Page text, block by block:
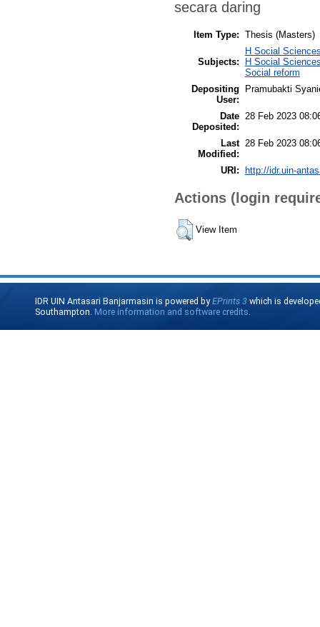
secara daring
Item Type: Thesis (Masters)
Subjects:
H Social
H Social
Social reform
Depositing
User:
Pramubakti
Date
Deposited:
28 Feb 2023
Last
Modified:
28 Feb 2023
URI: http://idr.uin-
Actions (login
View Item
IDR UIN Antasari Banjarmasin is powered byEPrints 3 which is
Southampton. More information and software credits.